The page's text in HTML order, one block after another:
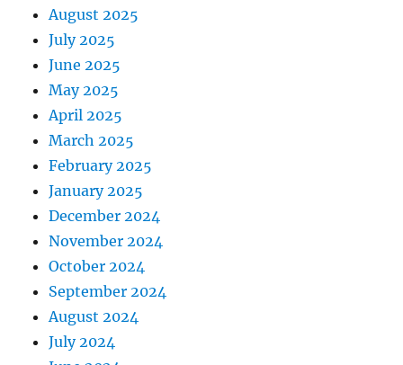
August 2025
July 2025
June 2025
May 2025
April 2025
March 2025
February 2025
January 2025
December 2024
November 2024
October 2024
September 2024
August 2024
July 2024